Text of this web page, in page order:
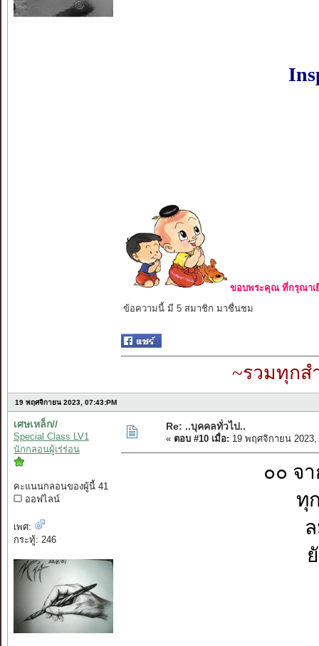
ขอบพระคุณ ที่กรุณาเ
ข้อความนี้ มี 5 สมาชิก มาชื่นชม
~รวมทุกส
19 พฤศจิกายน 2023, 07:43:PM
เศษเหล็ก//
Special Class LV1
นักกลอนผู้เร่ร่อน
คะแนนกลอนของผู้นี้ 41
ออฟไลน์
เพศ:
กระทู้: 246
Re: ..บุคคลทั่วไป..
« ตอบ #10 เมื่อ: 19 พฤศจิกายน 2023,
๐๐ จ
ทุ